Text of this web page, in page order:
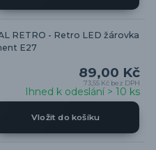
RETRO - Retro LED žárovka
E27
89,00 Kč
73,55 Kč bez DPH
Ihned k odeslání > 10 ks
Vložit do košíku